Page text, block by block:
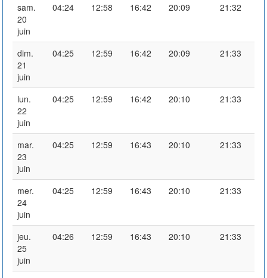
sam.
20
juin
04:24 12:58 16:42 20:09 21:32
dim.
21
juin
04:25 12:59 16:42 20:09 21:33
lun.
22
juin
04:25 12:59 16:42 20:10 21:33
mar.
23
juin
04:25 12:59 16:43 20:10 21:33
mer.
24
juin
04:25 12:59 16:43 20:10 21:33
jeu.
25
juin
04:26 12:59 16:43 20:10 21:33